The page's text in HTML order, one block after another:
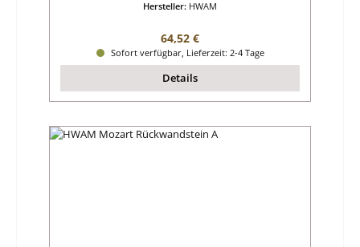
Hersteller: HWAM
Regulärer Preis:
64,52 €
Sofort verfügbar, Lieferzeit: 2-4 Tage
Details